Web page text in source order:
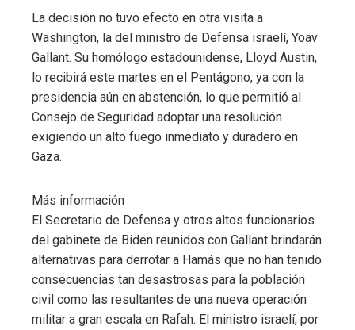
La decisión no tuvo efecto en otra visita a
Washington, la del ministro de Defensa israelí, Yoav
Gallant. Su homólogo estadounidense, Lloyd Austin,
lo recibirá este martes en el Pentágono, ya con la
presidencia aún en abstención, lo que permitió al
Consejo de Seguridad adoptar una resolución
exigiendo un alto fuego inmediato y duradero en
Gaza.
Más información
El Secretario de Defensa y otros altos funcionarios
del gabinete de Biden reunidos con Gallant brindarán
alternativas para derrotar a Hamás que no han tenido
consecuencias tan desastrosas para la población
civil como las resultantes de una nueva operación
militar a gran escala en Rafah. El ministro israelí, por